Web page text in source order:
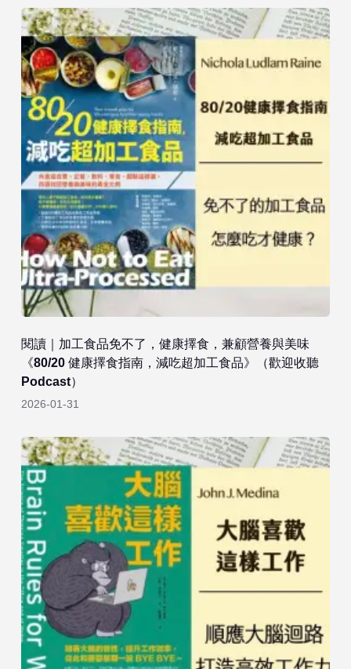
閱讀｜加工食品免不了，健康擇食，兼顧營養與美味
《80/20 健康擇食指南，減吃超加工食品》（歡迎收聽
Podcast）
2026-01-31